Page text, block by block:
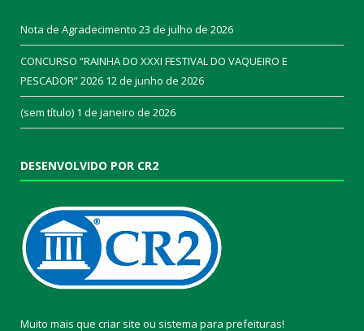
Nota de Agradecimento 23 de julho de 2026
CONCURSO “RAINHA DO XXXI FESTIVAL DO VAQUEIRO E
PESCADOR” 2026 12 de junho de 2026
(sem título) 1 de janeiro de 2026
DESENVOLVIDO POR CR2
Muito mais que criar site ou sistema para prefeituras!